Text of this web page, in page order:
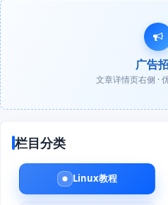
广告
文章详情页右侧 ·
栏目分类
Linux教程